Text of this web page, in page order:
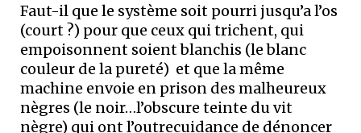
Faut-il que le système soit pourri jusqu’a l’os
(court ?) pour que ceux qui trichent, qui
empoisonnent soient blanchis (le blanc
couleur de la pureté) et que la même
machine envoie en prison des malheureux
nègres (le noir…l’obscure teinte du vit
nègre) qui ont l’outrecuidance de dénoncer